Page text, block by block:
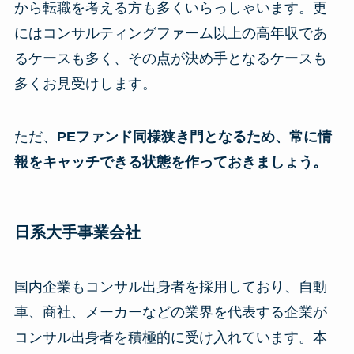
から転職を考える方も多くいらっしゃいます。更
にはコンサルティングファーム以上の高年収であ
るケースも多く、その点が決め手となるケースも
多くお見受けします。
ただ、 PEファンド同様狭き門となるため、常に情
報をキャッチできる状態を作っておきましょう。
日系大手事業会社
国内企業もコンサル出身者を採用しており、自動
車、商社、メーカーなどの業界を代表する企業が
コンサル出身者を積極的に受け入れています。本